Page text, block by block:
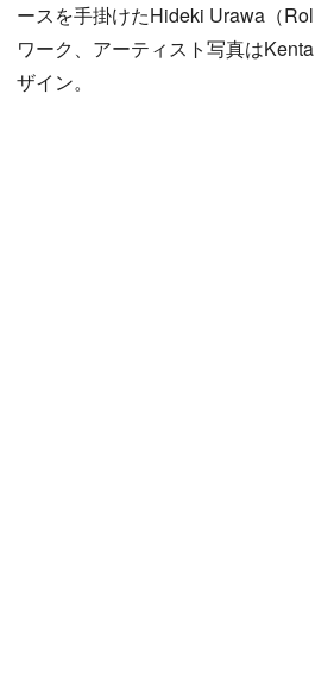
ースを手掛けたHideki Urawa（
ワーク、アーティスト写真は
ザイン。